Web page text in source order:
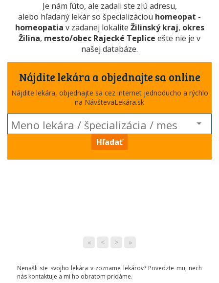
Je nám ľúto, ale zadali ste zlú adresu,
alebo hľadaný lekár so špecializáciou homeopat -
homeopatia v zadanej lokalite Žilinský kraj, okres
Žilina, mesto/obec Rajecké Teplice ešte nie je v
našej databáze.
Nájdite lekára a objednajte sa online
Nájdite lekára, objednajte sa cez internet jednoducho a rýchlo
na NávštevaLekára.sk
Hľadať
« < > »
Nenašli ste svojho lekára v zozname lekárov? Povedzte mu, nech
nás kontaktuje a mi ho obratom pridáme.